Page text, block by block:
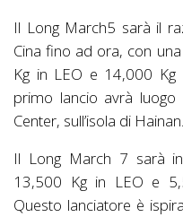
Il Long March5 sarà il
Cina fino ad ora, con
Kg in LEO e 14,000 Kg
primo lancio avrà luogo
Center, sull’isola di Hainan.
Il Long March 7 sarà
13,500 Kg in LEO e
Questo lanciatore è